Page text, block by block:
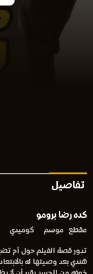
تفاصيل
كده رضا برومو
مقطع موسم كوميدي
تدور قصة الفيلم حول أم
هندي بعد وصيتها له